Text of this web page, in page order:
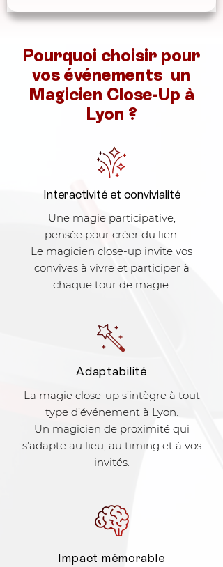
Pourquoi choisir pour
vos événements un
Magicien Close-Up à
Lyon ?
Interactivité et convivialité
Une magie participative,
pensée pour créer du lien.
Le magicien close-up invite vos
convives à vivre et participer à
chaque tour de magie.
Adaptabilité
La magie close-up s’intègre à tout
type d’événement à Lyon.
Un magicien de proximité qui
s’adapte au lieu, au timing et à vos
invités.
Impact mémorable